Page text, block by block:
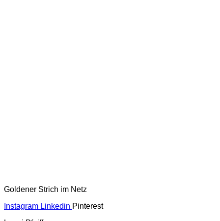
Goldener Strich im Netz
Instagram Linkedin Pinterest